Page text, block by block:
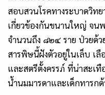
สอบสวนโรคทางระบาดวิท
เกี่ยวข้องกันขนานใหญ่ จน
จำนวนถึง ๘๒๔ ราย ป่วยด้
สารพิษนี้ฝังตัวอยู่ในเล็บ เ
และสตรีตั้งครรภ์ ที่น่าสะเ
น้ำนมมารดาและเด็กทารก